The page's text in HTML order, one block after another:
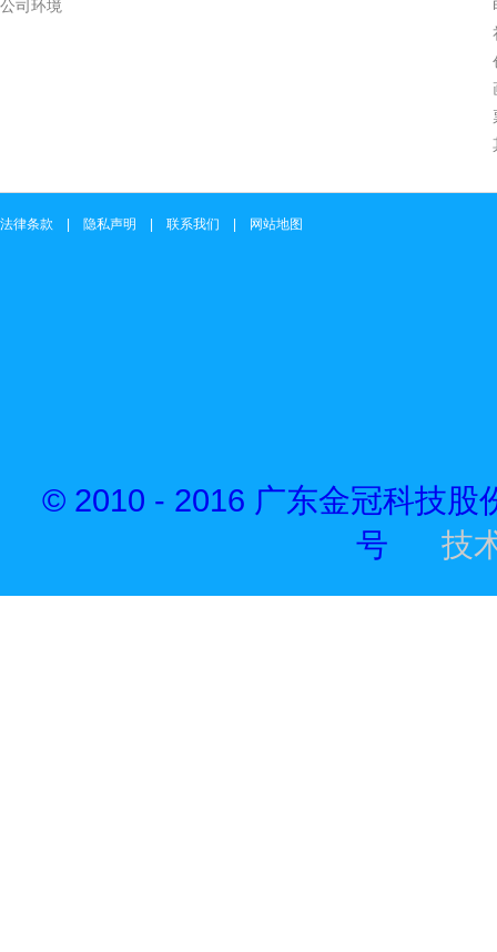
公司环境
法律条款 | 隐私声明 | 联系我们 | 网站地图
© 2010 - 2016 广东金冠科技股
号
技